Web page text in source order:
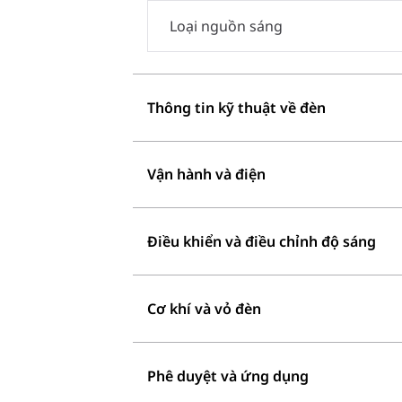
Loại nguồn sáng
Thông tin kỹ thuật về đèn
Vận hành và điện
Điều khiển và điều chỉnh độ sáng
Cơ khí và vỏ đèn
Phê duyệt và ứng dụng